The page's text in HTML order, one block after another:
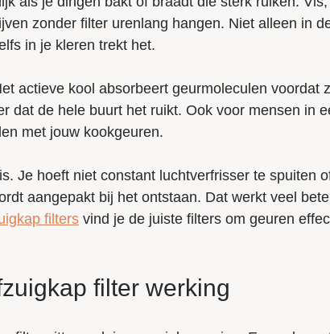
zonder filter urenlang hangen. Niet alleen in
in je kleren trekt het.
actieve kool absorbeert geurmoleculen voordat
dat de hele buurt het ruikt. Ook voor mensen in
met jouw kookgeuren.
Je hoeft niet constant luchtverfrisser te spuiten
aangepakt bij het ontstaan. Dat werkt veel
filters vind je de juiste filters om geuren
filter werking